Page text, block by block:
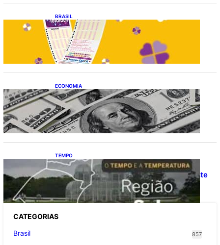
BRASIL
Resultado da lotofácil 3756: sorteio de
sexta-feira (07/08/2026)
ECONOMIA
Dólar fecha o último pregão cotado a R$
5,08
TEMPO
O TEMPO E A TEMPERATURA: Confira a
previsão do tempo para a Região Sul neste
sábado (8)
CATEGORIAS
Brasil
857